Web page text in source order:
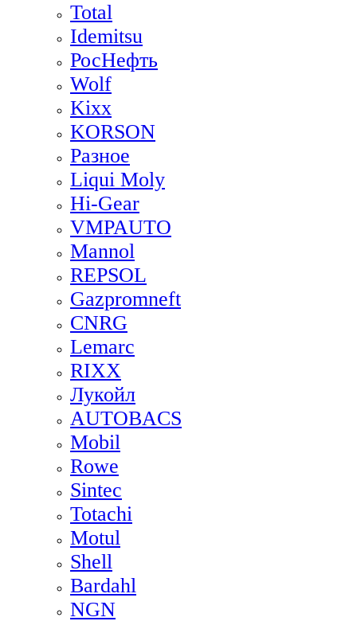
Total
Idemitsu
РосНефть
Wolf
Kixx
KORSON
Разное
Liqui Moly
Hi-Gear
VMPAUTO
Mannol
REPSOL
Gazpromneft
CNRG
Lemarc
RIXX
Лукойл
AUTOBACS
Mobil
Rowe
Sintec
Totachi
Motul
Shell
Bardahl
NGN